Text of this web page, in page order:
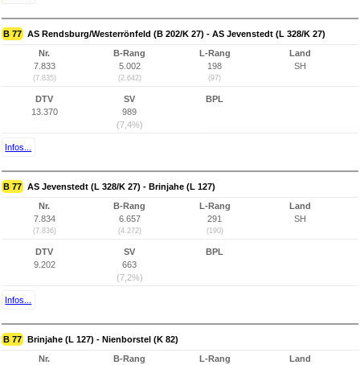
B 77 AS Rendsburg/Westerrönfeld (B 202/K 27) - AS Jevenstedt (L 328/K 27)
Nr.
7.833
(7.835)
B-Rang
5.002
(2.642)
L-Rang
198
(97)
Land
SH
DTV
13.370
SV
989
(7,4%)
BPL
Infos...
B 77 AS Jevenstedt (L 328/K 27) - Brinjahe (L 127)
Nr.
7.834
(7.836)
B-Rang
6.657
(4.272)
L-Rang
291
(190)
Land
SH
DTV
9.202
SV
663
(7,2%)
BPL
Infos...
B 77 Brinjahe (L 127) - Nienborstel (K 82)
Nr.
B-Rang
L-Rang
Land